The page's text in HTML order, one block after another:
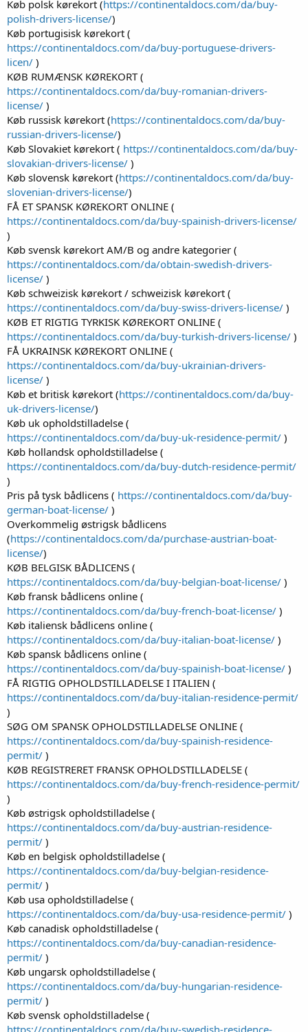
Køb polsk kørekort (https://continentaldocs.com/da/buy-
polish-drivers-license/)
Køb portugisisk kørekort (
https://continentaldocs.com/da/buy-portuguese-drivers-
licen/ )
KØB RUMÆNSK KØREKORT (
https://continentaldocs.com/da/buy-romanian-drivers-
license/ )
Køb russisk kørekort (https://continentaldocs.com/da/buy-
russian-drivers-license/)
Køb Slovakiet kørekort ( https://continentaldocs.com/da/buy-
slovakian-drivers-license/ )
Køb slovensk kørekort (https://continentaldocs.com/da/buy-
slovenian-drivers-license/)
FÅ ET SPANSK KØREKORT ONLINE (
https://continentaldocs.com/da/buy-spainish-drivers-license/
)
Køb svensk kørekort AM/B og andre kategorier (
https://continentaldocs.com/da/obtain-swedish-drivers-
license/ )
Køb schweizisk kørekort / schweizisk kørekort (
https://continentaldocs.com/da/buy-swiss-drivers-license/ )
KØB ET RIGTIG TYRKISK KØREKORT ONLINE (
https://continentaldocs.com/da/buy-turkish-drivers-license/ )
FÅ UKRAINSK KØREKORT ONLINE (
https://continentaldocs.com/da/buy-ukrainian-drivers-
license/ )
Køb et britisk kørekort (https://continentaldocs.com/da/buy-
uk-drivers-license/)
Køb uk opholdstilladelse (
https://continentaldocs.com/da/buy-uk-residence-permit/ )
Køb hollandsk opholdstilladelse (
https://continentaldocs.com/da/buy-dutch-residence-permit/
)
Pris på tysk bådlicens ( https://continentaldocs.com/da/buy-
german-boat-license/ )
Overkommelig østrigsk bådlicens
(https://continentaldocs.com/da/purchase-austrian-boat-
license/)
KØB BELGISK BÅDLICENS (
https://continentaldocs.com/da/buy-belgian-boat-license/ )
Køb fransk bådlicens online (
https://continentaldocs.com/da/buy-french-boat-license/ )
Køb italiensk bådlicens online (
https://continentaldocs.com/da/buy-italian-boat-license/ )
Køb spansk bådlicens online (
https://continentaldocs.com/da/buy-spainish-boat-license/ )
FÅ RIGTIG OPHOLDSTILLADELSE I ITALIEN (
https://continentaldocs.com/da/buy-italian-residence-permit/
)
SØG OM SPANSK OPHOLDSTILLADELSE ONLINE (
https://continentaldocs.com/da/buy-spainish-residence-
permit/ )
KØB REGISTRERET FRANSK OPHOLDSTILLADELSE (
https://continentaldocs.com/da/buy-french-residence-permit/
)
Køb østrigsk opholdstilladelse (
https://continentaldocs.com/da/buy-austrian-residence-
permit/ )
Køb en belgisk opholdstilladelse (
https://continentaldocs.com/da/buy-belgian-residence-
permit/ )
Køb usa opholdstilladelse (
https://continentaldocs.com/da/buy-usa-residence-permit/ )
Køb canadisk opholdstilladelse (
https://continentaldocs.com/da/buy-canadian-residence-
permit/ )
Køb ungarsk opholdstilladelse (
https://continentaldocs.com/da/buy-hungarian-residence-
permit/ )
Køb svensk opholdstilladelse (
https://continentaldocs.com/da/buy-swedish-residence-